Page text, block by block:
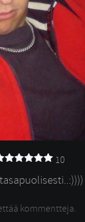
10
kommentteja.